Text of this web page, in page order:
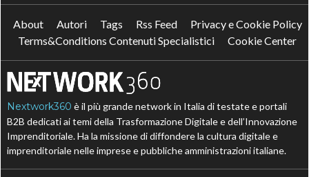
About Autori Tags Rss Feed
Privacy e Cookie Policy
Terms&Conditions Contenuti Specialistici
Cookie Center
Nextwork360 è il più grande network in Italia di testate e portali
B2B dedicati ai temi della Trasformazione Digitale e dell’Innovazione
Imprenditoriale. Ha la missione di diffondere la cultura digitale e
imprenditoriale nelle imprese e pubbliche amministrazioni italiane.